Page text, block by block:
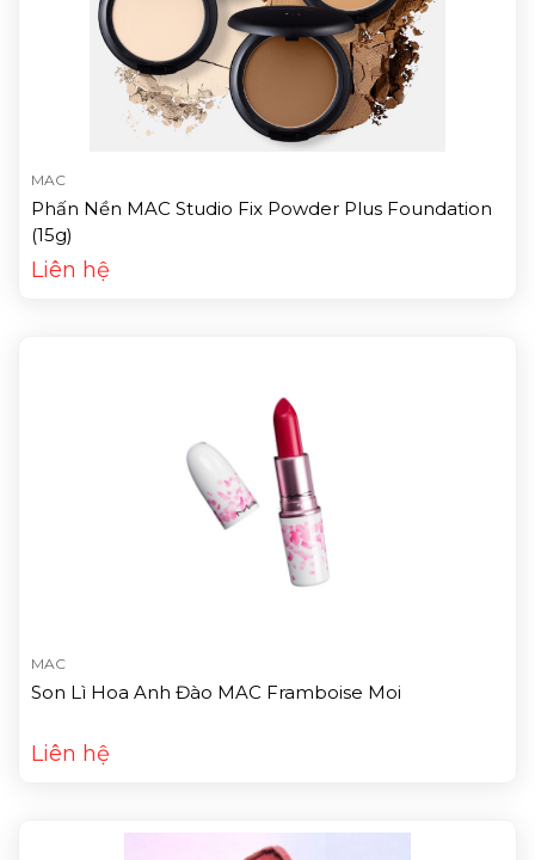
MAC
Phấn Nền MAC Studio Fix Powder Plus Foundation
(15g)
Liên hệ
MAC
Son Lì Hoa Anh Đào MAC Framboise Moi
Liên hệ